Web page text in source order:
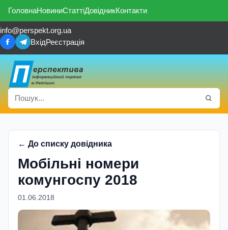
ГоловнаНовиниСтаттіДовідникКонтакти
info@perspekt.org.ua
ВхідРеєстрація
← До списку довідника
Мобiльнi номери
комунгоспу 2018
01.06.2018